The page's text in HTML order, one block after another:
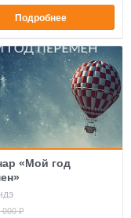
Подробнее
«Мой год
000 ₽